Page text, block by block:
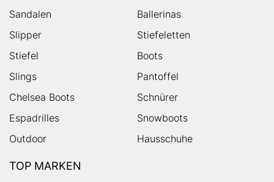
Sandalen
Ballerinas
Slipper
Stiefeletten
Stiefel
Boots
Slings
Pantoffel
Chelsea Boots
Schnürer
Espadrilles
Snowboots
Outdoor
Hausschuhe
TOP MARKEN